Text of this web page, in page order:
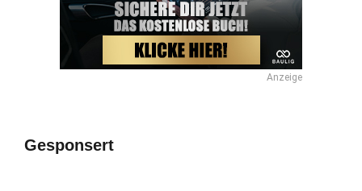
Anzeige
Gesponsert